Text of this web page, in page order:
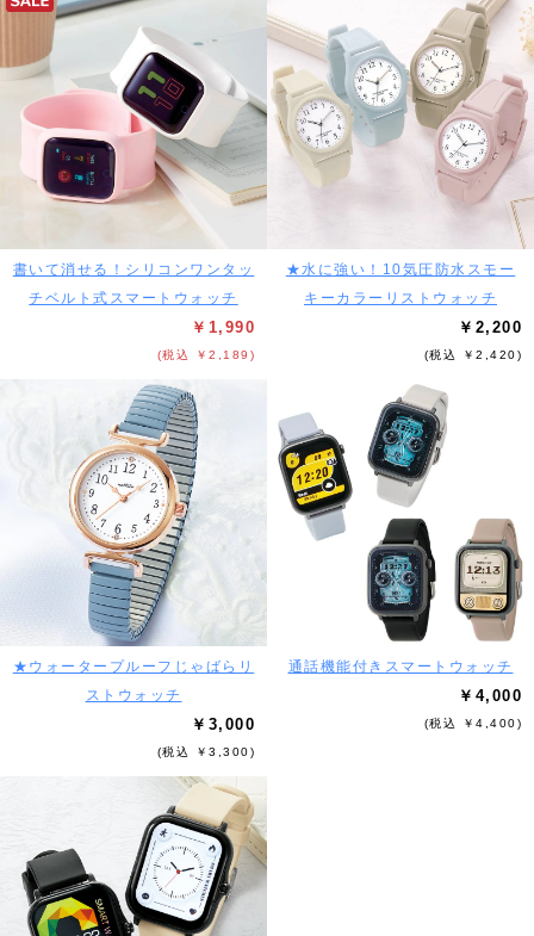
書いて消せる！シリコンワンタッ
チベルト式スマートウォッチ
￥1,990
(税込 ￥2,189)
★水に強い！10気圧防水スモー
キーカラーリストウォッチ
￥2,200
(税込 ￥2,420)
★ウォータープルーフじゃばらリ
ストウォッチ
￥3,000
(税込 ￥3,300)
通話機能付きスマートウォッチ
￥4,000
(税込 ￥4,400)